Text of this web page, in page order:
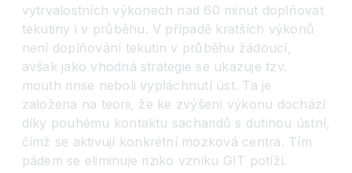
vytrvalostních výkonech nad 60 minut doplňovat
tekutiny i v průběhu. V případě kratších výkonů
není doplňování tekutin v průběhu žádoucí,
avšak jako vhodná strategie se ukazuje tzv.
mouth rinse neboli vypláchnutí úst. Ta je
založena na teorii, že ke zvýšení výkonu dochází
díky pouhému kontaktu sacharidů s dutinou ústní,
čímž se aktivují konkrétní mozková centra. Tím
pádem se eliminuje riziko vzniku GIT potíží.